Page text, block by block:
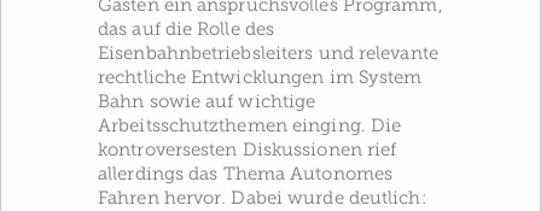
Gästen ein anspruchsvolles Programm,
das auf die Rolle des
Eisenbahnbetriebsleiters und relevante
rechtliche Entwicklungen im System
Bahn sowie auf wichtige
Arbeitsschutzthemen einging. Die
kontroversesten Diskussionen rief
allerdings das Thema Autonomes
Fahren hervor. Dabei wurde deutlich: